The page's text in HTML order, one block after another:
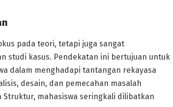
pada teori, tetapi juga sangat
studi kasus. Pendekatan ini bertujuan untuk
dalam menghadapi tantangan rekayasa
desain, dan pemecahan masalah
Struktur, mahasiswa seringkali dilibatkan